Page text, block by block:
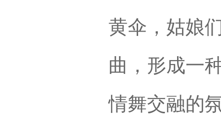
黄伞，姑娘
曲，形成一
情舞交融的